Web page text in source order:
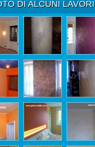
DI ALCUNI LAVORI